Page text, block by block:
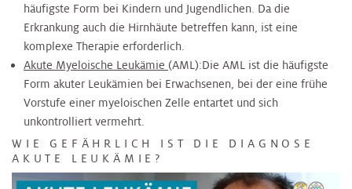
häufigste Form bei Kindern und Jugendlichen. Da die
Erkrankung auch die Hirnhäute betreffen kann, ist eine
komplexe Therapie erforderlich.
Akute Myeloische Leukämie (AML):Die AML ist die häufigste
Form akuter Leukämien bei Erwachsenen, bei der eine frühe
Vorstufe einer myeloischen Zelle entartet und sich
unkontrolliert vermehrt.
WIE GEFÄHRLICH IST DIE DIAGNOSE
AKUTE LEUKÄMIE?